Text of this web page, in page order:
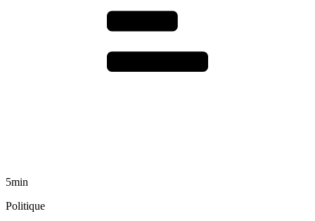
5min
Politique